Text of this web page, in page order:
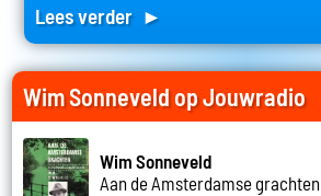
Lees verder ►
Wim Sonneveld op Jouwradio
Wim Sonneveld
Aan de Amsterdamse grachten